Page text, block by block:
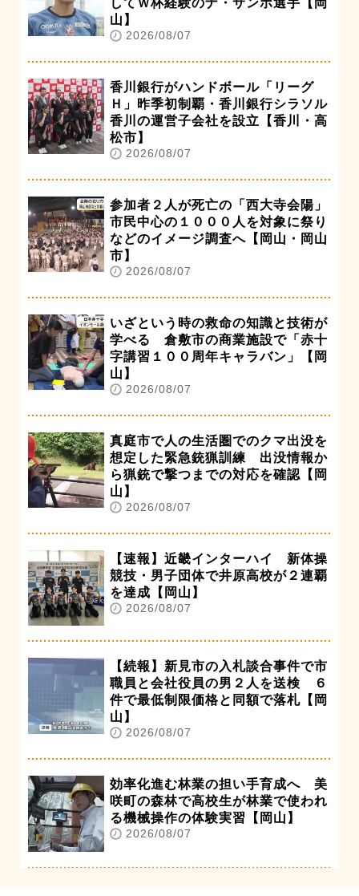
山】
2026/08/07
香川銀行がハンドボール「リーグ
Ｈ」昨季初制覇・香川銀行シラソル
香川の運営子会社を設立【香川・高
松市】
2026/08/07
参加者２人が死亡の「西大寺会陽」
市民中心の１０００人を対象に祭り
などのイメージ調査へ【岡山・岡山
市】
2026/08/07
いざという時の救命の知識と技術が
学べる 倉敷市の商業施設で「赤十
字講習１００周年キャラバン」【岡
山】
2026/08/07
真庭市で人の生活圏でのクマ出没を
想定した緊急銃猟訓練 出没情報か
ら猟銃で撃つまでの対応を確認【岡
山】
2026/08/07
【速報】近畿インターハイ 新体操
競技・男子団体で井原高校が２連覇
を達成【岡山】
2026/08/07
【続報】新見市の入札談合事件で市
職員と会社役員の男２人を送検 ６
件で最低制限価格と同額で落札【岡
山】
2026/08/07
効率化進む林業の担い手育成へ 美
咲町の森林で高校生が林業で使われ
る機械操作の体験実習【岡山】
2026/08/07